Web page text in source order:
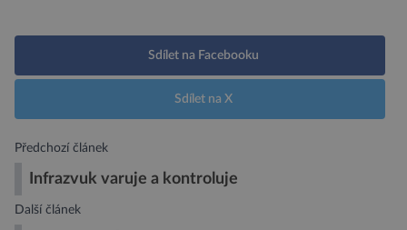
Sdílet na Facebooku
Sdílet na X
Předchozí článek
Infrazvuk varuje a kontroluje
Další článek